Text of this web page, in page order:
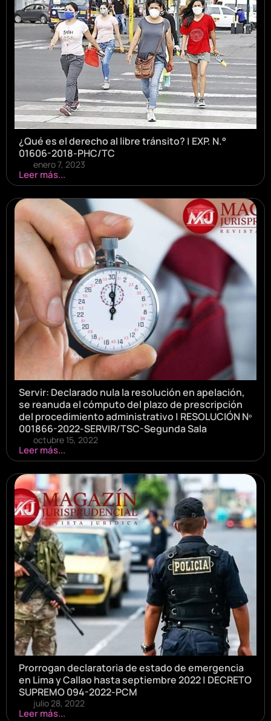
¿Qué es el derecho al libre tránsito? | EXP. N.°
01606-2018-PHC/TC
enero 7, 2023
Leer más...
Servir: Declarado nula la resolución en apelación,
se reanuda el cómputo del plazo de prescripción
del procedimiento administrativo | RESOLUCIÓN Nº
001866-2022-SERVIR/TSC-Segunda Sala
octubre 15, 2022
Leer más...
Prorrogan declaratoria de estado de emergencia
en Lima y Callao hasta septiembre 2022 | DECRETO
SUPREMO 094-2022-PCM
julio 28, 2022
Leer más...